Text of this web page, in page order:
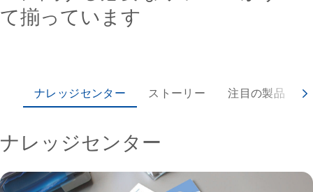
て揃っています
ナレッジセンター